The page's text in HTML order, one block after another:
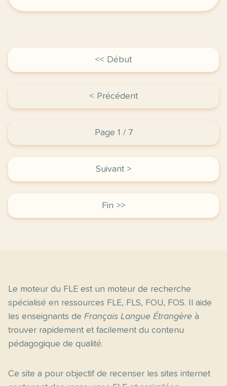
<< Début
< Précédent
Page 1 / 7
Suivant >
Fin >>
Le moteur du FLE est un moteur de recherche
spécialisé en ressources FLE, FLS, FOU, FOS. Il aide
les enseignants de Français Langue Étrangère à
trouver rapidement et facilement du contenu
pédagogique de qualité.
Ce site a pour objectif de recenser les sites internet